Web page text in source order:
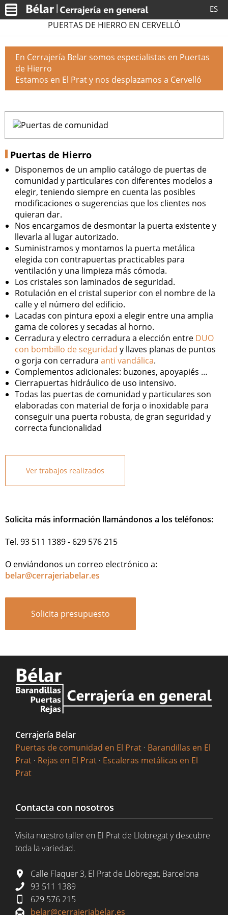
ES
PUERTAS DE HIERRO EN CERVELLÓ
En Cerrajería Belar somos especialistas en Puertas
de Hierro
Estamos en El Prat y nos desplazamos a Cervelló
Puertas de Hierro
Disponemos de un amplio catálogo de puertas de
comunidad y particulares con diferentes modelos a
elegir, teniendo siempre en cuenta las posibles
modificaciones o sugerencias que los clientes nos
quieran dar.
Nos encargamos de desmontar la puerta existente y
llevarla al lugar autorizado.
Suministramos y montamos la puerta metálica
elegida con contrapuertas practicables para
ventilación y una limpieza más cómoda.
Los cristales son laminados de seguridad.
Rotulación en el cristal superior con el nombre de la
calle y el número del edificio.
Lacadas con pintura epoxi a elegir entre una amplia
gama de colores y secadas al horno.
Cerradura y electro cerradura a elección entre DUO
con bombillo de seguridad y llaves planas de puntos
o gorja con cerradura anti vandálica.
Complementos adicionales: buzones, apoyapiés …
Cierrapuertas hidráulico de uso intensivo.
Todas las puertas de comunidad y particulares son
elaboradas con material de forja o inoxidable para
conseguir una puerta robusta, de gran seguridad y
correcta funcionalidad
Ver trabajos realizados
Solicita más información llamándonos a los teléfonos:
Tel. 93 511 1389 - 629 576 215
O enviándonos un correo electrónico a:
belar@cerrajeriabelar.es
Solicita presupuesto
Cerrajería Belar
Puertas de comunidad en El Prat · Barandillas en El
Prat · Rejas en El Prat · Escaleras metálicas en El
Prat
Contacta con nosotros
Visita nuestro taller en El Prat de Llobregat y descubre
toda la variedad.
Calle Flaquer 3, El Prat de Llobregat, Barcelona
93 511 1389
629 576 215
belar@cerrajeriabelar.es